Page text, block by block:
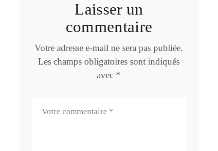
Laisser un
commentaire
Votre adresse e-mail ne sera pas publiée.
Les champs obligatoires sont indiqués
avec *